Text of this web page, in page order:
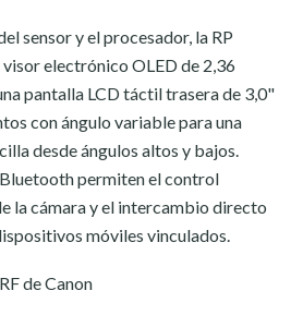
sensor y el procesador, la RP
electrónico OLED de 2,36
pantalla LCD táctil trasera de 3,0"
con ángulo variable para una
desde ángulos altos y bajos.
permiten el control
la cámara y el intercambio directo
móviles vinculados.
de Canon